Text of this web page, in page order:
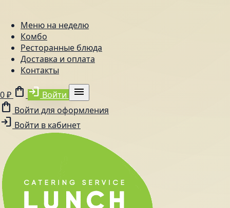
Меню на неделю
Комбо
Ресторанные блюда
Доставка и оплата
Контакты
0 ₽ shopping_bag login Войти
menu
shopping_bag Войти для оформления
login Войти в кабинет